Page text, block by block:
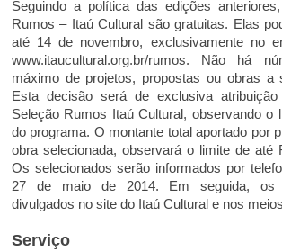
Seguindo a política das edições
Rumos – Itaú Cultural são gratuitas. Elas
até 14 de novembro, exclusivamente no
www.itaucultural.org.br/rumos. Não há
máximo de projetos, propostas ou obras a
Esta decisão será de exclusiva
Seleção Rumos Itaú Cultural, observando o
do programa. O montante total aportado por
obra selecionada, observará o limite de até
Os selecionados serão informados por
27 de maio de 2014. Em seguida, os
divulgados no site do Itaú Cultural e nos
Serviço